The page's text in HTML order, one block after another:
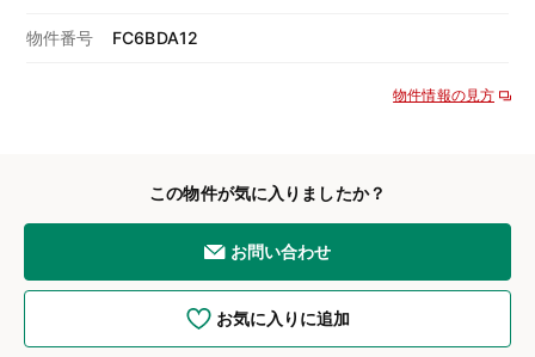
物件番号 FC6BDA12
物件情報の見方
この物件が気に入りましたか？
お問い合わせ
お気に入りに追加